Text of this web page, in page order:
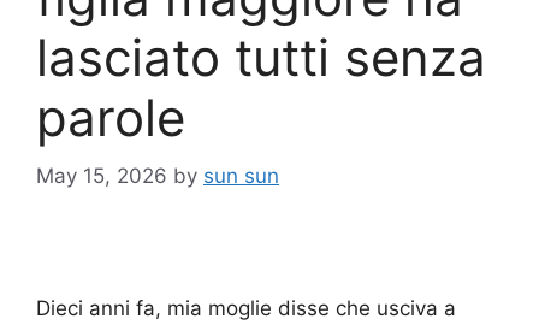
lasciato tutti senza
parole
May 15, 2026 by sun sun
Dieci anni fa, mia moglie disse che usciva a